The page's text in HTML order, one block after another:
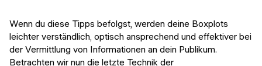
Wenn du diese Tipps befolgst, werden deine Boxplots
leichter verständlich, optisch ansprechend und effektiver bei
der Vermittlung von Informationen an dein Publikum.
Betrachten wir nun die letzte Technik der